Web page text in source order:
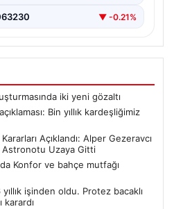
▼ -0.21%
iki yeni gözaltı
Bin yıllık kardeşliğimiz
Açıklandı: Alper Gezeravcı
Astronotu Uzaya Gitti
Konfor ve bahçe mutfağı
işinden oldu. Protez bacaklı